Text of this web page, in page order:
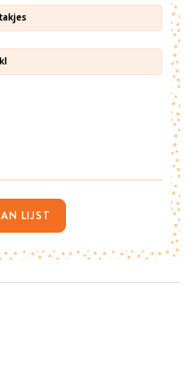
takjes
kl
LIJST